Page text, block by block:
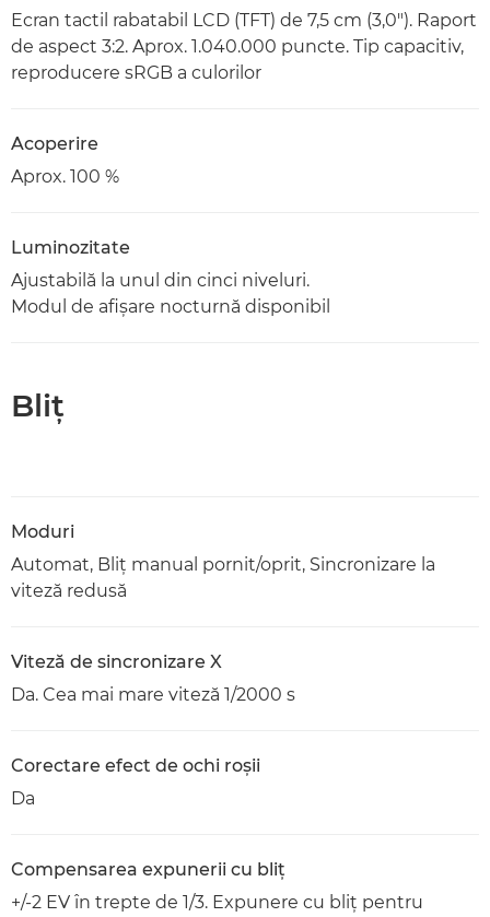
Ecran tactil rabatabil LCD (TFT) de 7,5 cm (3,0"). Raport
de aspect 3:2. Aprox. 1.040.000 puncte. Tip capacitiv,
reproducere sRGB a culorilor
Acoperire
Aprox. 100 %
Luminozitate
Ajustabilă la unul din cinci niveluri.
Modul de afişare nocturnă disponibil
Bliţ
Moduri
Automat, Bliţ manual pornit/oprit, Sincronizare la
viteză redusă
Viteză de sincronizare X
Da. Cea mai mare viteză 1/2000 s
Corectare efect de ochi roşii
Da
Compensarea expunerii cu bliţ
+/-2 EV în trepte de 1/3. Expunere cu bliţ pentru